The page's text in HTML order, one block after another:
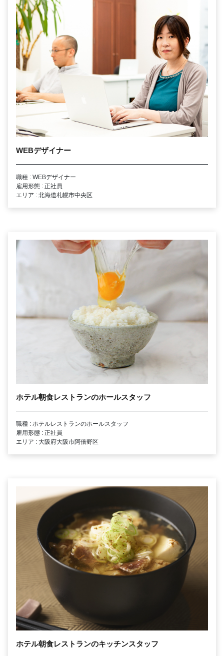
WEBデザイナー
職種 : WEBデザイナー
雇用形態 : 正社員
エリア : 北海道札幌市中央区
ホテル朝食レストランのホールスタッフ
職種 : ホテルレストランのホールスタッフ
雇用形態 : 正社員
エリア : 大阪府大阪市阿倍野区
ホテル朝食レストランのキッチンスタッフ